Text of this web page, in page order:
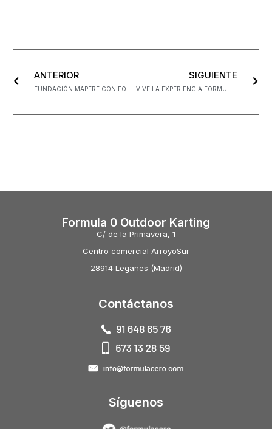
ANTERIOR SIGUIENTE
Formula 0 Outdoor Karting
C/ de la Primavera, 1
Centro comercial ArroyoSur
28914 Leganes (Madrid)
Contáctanos
Síguenos